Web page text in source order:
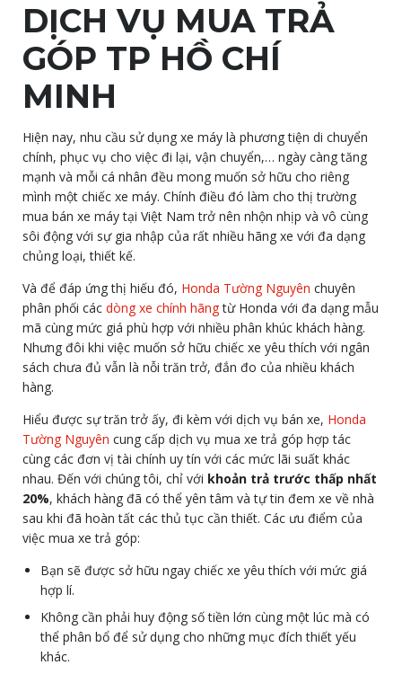
DỊCH VỤ MUA TRẢ
GÓP TP HỒ CHÍ
MINH
Hiện nay, nhu cầu sử dụng xe máy là phương tiện di chuyển
chính, phục vụ cho việc đi lại, vận chuyển,… ngày càng tăng
mạnh và mỗi cá nhân đều mong muốn sở hữu cho riêng
mình một chiếc xe máy. Chính điều đó làm cho thị trường
mua bán xe máy tại Việt Nam trở nên nhộn nhịp và vô cùng
sôi động với sự gia nhập của rất nhiều hãng xe với đa dạng
chủng loại, thiết kế.
Và để đáp ứng thị hiếu đó, Honda Tường Nguyên chuyên
phân phối các dòng xe chính hãngtừ Honda với đa dạng mẫu
mã cùng mức giá phù hợp với nhiều phân khúc khách hàng.
Nhưng đôi khi việc muốn sở hữu chiếc xe yêu thích với ngân
sách chưa đủ vẫn là nỗi trăn trở, đắn đo của nhiều khách
hàng.
Hiểu được sự trăn trở ấy, đi kèm với dịch vụ bán xe, Honda
Tường Nguyên cung cấp dịch vụ mua xe trả góp hợp tác
cùng các đơn vị tài chính uy tín với các mức lãi suất khác
nhau. Đến với chúng tôi, chỉ với khoản trả trước thấp nhất
20%, khách hàng đã có thể yên tâm và tự tin đem xe về nhà
sau khi đã hoàn tất các thủ tục cần thiết. Các ưu điểm của
việc mua xe trả góp:
Bạn sẽ được sở hữu ngay chiếc xe yêu thích với mức giá
hợp lí.
Không cần phải huy động số tiền lớn cùng một lúc mà có
thể phân bổ để sử dụng cho những mục đích thiết yếu
khác.